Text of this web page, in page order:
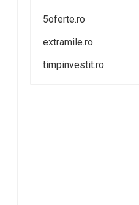
5oferte.ro
extramile.ro
timpinvestit.ro